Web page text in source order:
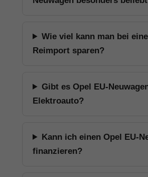
Wie viel kann man bei
Reimport sparen?
Gibt es Opel EU-
Elektroauto?
Kann ich einen Opel EU-
finanzieren?